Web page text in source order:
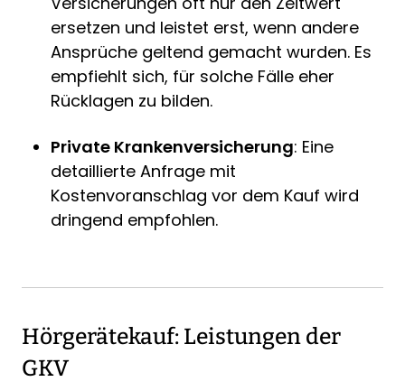
ersetzen und leistet erst, wenn andere
Ansprüche geltend gemacht wurden. Es
empfiehlt sich, für solche Fälle eher
Rücklagen zu bilden.
Private Krankenversicherung: Eine
detaillierte Anfrage mit
Kostenvoranschlag vor dem Kauf wird
dringend empfohlen.
Hörgerätekauf: Leistungen der
GKV